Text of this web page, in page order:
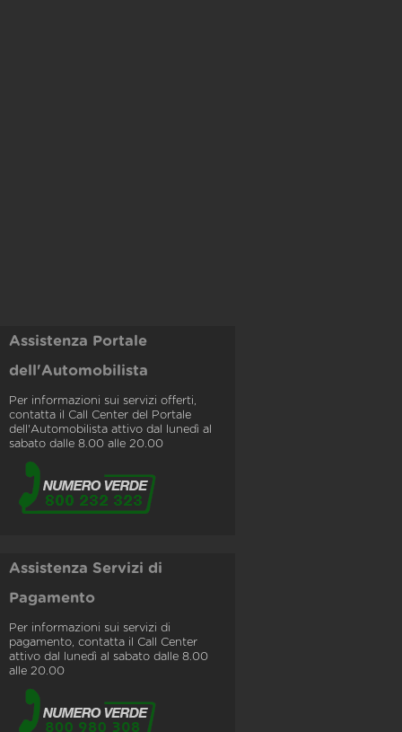
Assistenza Portale
dell'Automobilista
Per informazioni sui servizi offerti,
contatta il Call Center del Portale
dell'Automobilista attivo dal lunedì al
sabato dalle 8.00 alle 20.00
Assistenza Servizi di
Pagamento
Per informazioni sui servizi di
pagamento, contatta il Call Center
attivo dal lunedì al sabato dalle 8.00
alle 20.00